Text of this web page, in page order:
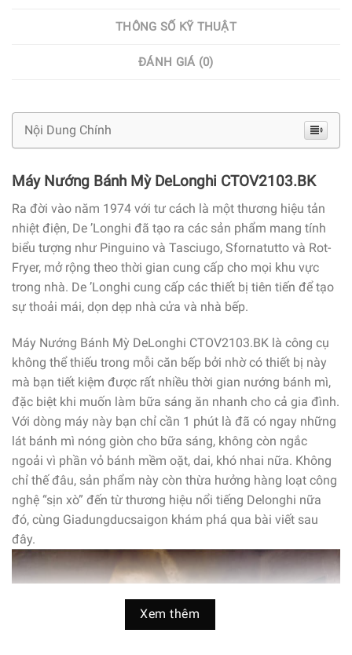
THÔNG SỐ KỸ THUẬT
ĐÁNH GIÁ (0)
Nội Dung Chính
Máy Nướng Bánh Mỳ DeLonghi CTOV2103.BK
Ra đời vào năm 1974 với tư cách là một thương hiệu tản
nhiệt điện, De ’Longhi đã tạo ra các sản phẩm mang tính
biểu tượng như Pinguino và Tasciugo, Sfornatutto và Rot-
Fryer, mở rộng theo thời gian cung cấp cho mọi khu vực
trong nhà. De ’Longhi cung cấp các thiết bị tiên tiến để tạo
sự thoải mái, dọn dẹp nhà cửa và nhà bếp.
Máy Nướng Bánh Mỳ DeLonghi CTOV2103.BK là công cụ
không thể thiếu trong mỗi căn bếp bởi nhờ có thiết bị này
mà bạn tiết kiệm được rất nhiều thời gian nướng bánh mì,
đặc biệt khi muốn làm bữa sáng ăn nhanh cho cả gia đình.
Với dòng máy này bạn chỉ cần 1 phút là đã có ngay những
lát bánh mì nóng giòn cho bữa sáng, không còn ngắc
ngoải vì phần vỏ bánh mềm oặt, dai, khó nhai nữa. Không
chỉ thế đâu, sản phẩm này còn thừa hưởng hàng loạt công
nghệ “sịn xò” đến từ thương hiệu nổi tiếng Delonghi nữa
đó, cùng Giadungducsaigon khám phá qua bài viết sau
đây.
Xem thêm